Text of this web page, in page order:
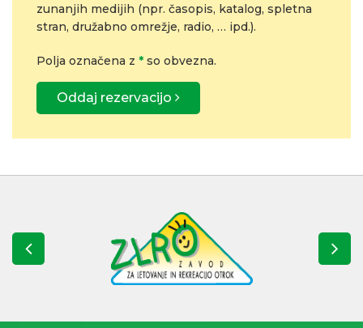
zunanjih medijih (npr. časopis, katalog, spletna
stran, družabno omrežje, radio, … ipd.).
Polja označena z * so obvezna.
Oddaj rezervacijo